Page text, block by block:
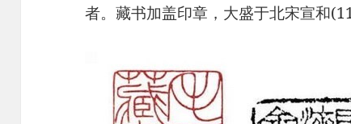
者。藏书加盖印章，大盛于北宋宣和